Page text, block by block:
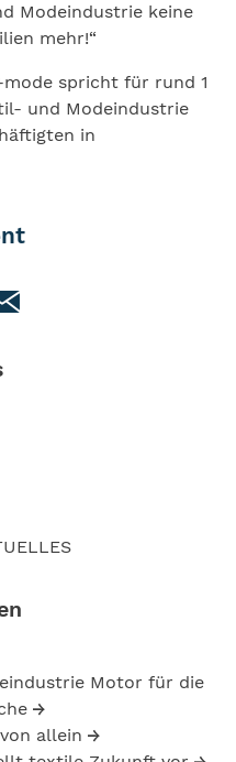
Modeindustrie keine
mehr!“
spricht für rund 1
und Modeindustrie
in
Motor für die
allein